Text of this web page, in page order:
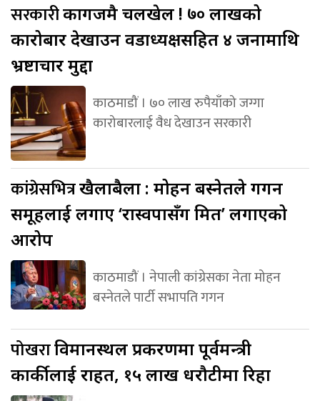
सरकारीकागजमै चलखेल ! ७० लाखको
कारोबार देखाउन वडाध्यक्षसहित ४ जनामाथि
भ्रष्टाचार मुद्दा
काठमाडौं । ७० लाख रुपैयाँको जग्गा
कारोबारलाई वैध देखाउन सरकारी
कांग्रेसभित्रखैलाबैला : मोहन बस्नेतले गगन
समूहलाई लगाए ‘रास्वपासँग मित’ लगाएको
आरोप
काठमाडौं । नेपाली कांग्रेसका नेता मोहन
बस्नेतले पार्टी सभापति गगन
पोखराविमानस्थल प्रकरणमा पूर्वमन्त्री
कार्कीलाई राहत, १५ लाख धरौटीमा रिहा